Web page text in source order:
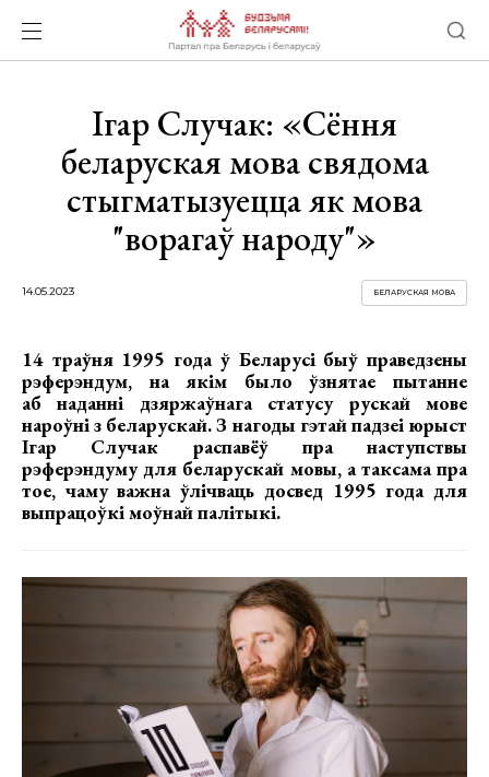
Ігар Случак: «Сёння
беларуская мова свядома
стыгматызуецца як мова
"ворагаў народу"»
14.05.2023 БЕЛАРУСКАЯ МОВА
14 траўня 1995 года ў Беларусі быў праведзены
рэферэндум, на якім было ўзнятае пытанне
аб наданні дзяржаўнага статусу рускай мове
нароўні з беларускай. З нагоды гэтай падзеі юрыст
Ігар Случак распавёў пра наступствы
рэферэндуму для беларускай мовы, а таксама пра
тое, чаму важна ўлічваць досвед 1995 года для
выпрацоўкі моўнай палітыкі.